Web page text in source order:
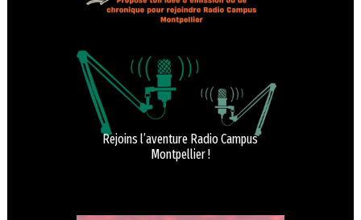
Rejoins l’aventure Radio Campus
Montpellier !